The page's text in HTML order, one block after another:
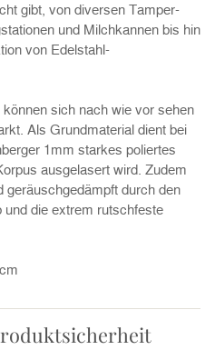
gibt, von diversen Tamper-
und Milchkannen bis hin
von Edelstahl-
sich nach wie vor sehen
Als Grundmaterial dient bei
1mm starkes poliertes
ausgelasert wird. Zudem
geräuschgedämpft durch den
die extrem rutschfeste